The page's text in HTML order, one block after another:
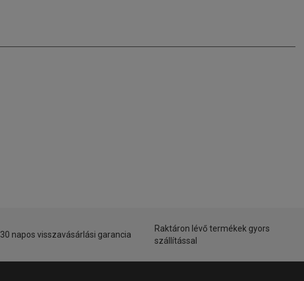
30 napos visszavásárlási garancia
Raktáron lévő termékek gyors
szállítással